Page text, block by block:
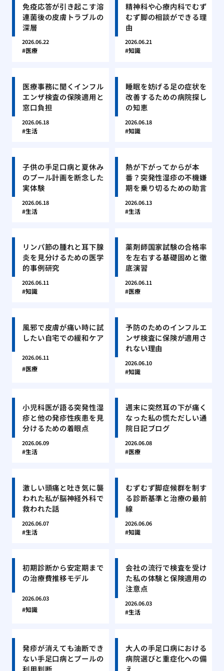
免疫応答が引き起こす溶
連菌後の皮膚トラブルの
深層
2026.06.22
医療
精神科や心療内科でむず
むず脚の相談ができる理
由
2026.06.21
知識
医療事務に聞くインフル
エンザ検査の保険適用と
窓口負担
2026.06.18
生活
睡眠を妨げる足の症状を
改善するための病院探し
の知恵
2026.06.18
知識
子供の手足口病と夏休み
のプール計画を断念した
実体験
2026.06.18
生活
熱が下がってからが本
番？突発性湿疹の不機嫌
期を乗り切るための助言
2026.06.13
生活
リンパ節の腫れと耳下腺
炎を見分けるための医学
的事例研究
2026.06.11
知識
薬剤師国家試験の合格率
を左右する基礎固めと徹
底演習
2026.06.11
医療
風邪で皮膚が痛い時に試
したい自宅での緩和ケア
2026.06.11
医療
予防のためのインフルエ
ンザ検査に保険が適用さ
れない理由
2026.06.10
知識
小児科医が語る突発性湿
疹と他の発疹性疾患を見
分けるための着眼点
2026.06.09
生活
週末に突然耳の下が痛く
なった私の慌ただしい通
院日記ブログ
2026.06.08
医療
激しい頭痛と吐き気に襲
われた私が脳神経外科で
救われた話
2026.06.07
生活
むずむず脚症候群を制す
る診断基準と治療の最前
線
2026.06.06
知識
初期診断から安定期まで
の治療費推移モデル
2026.06.03
知識
会社の流行で検査を受け
た私の体験と保険適用の
注意点
2026.06.03
生活
発疹が消えても油断でき
ない手足口病とプールの
利用判断
大人の手足口病における
病院選びと重症化への備
え